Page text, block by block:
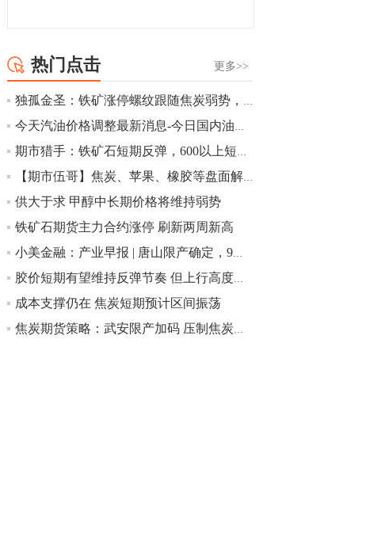
更多>>
热门点击
独孤金圣：铁矿涨停螺纹跟随焦炭弱势，多头又开始蠢蠢欲动？
今天汽油价格调整最新消息-今日国内油价查询（2019年9月2日）
期市猎手：铁矿石短期反弹，600以上短多思路
【期市伍哥】焦炭、苹果、橡胶等盘面解析
供大于求 甲醇中长期价格将维持弱势
铁矿石期货主力合约涨停 刷新两周新高
小美金融：产业早报 | 唐山限产确定，9月交易首日期市走势如何
胶价短期有望维持反弹节奏 但上行高度有限
成本支撑仍在 焦炭短期预计区间振荡
焦炭期货策略：武安限产加码 压制焦炭反弹空间